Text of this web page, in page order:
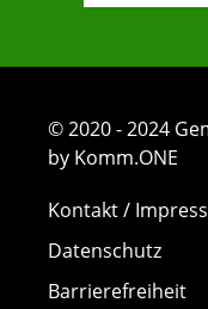
© 2020 - 2024
by Komm.ONE
Kontakt /
Datenschutz
Barrierefreiheit